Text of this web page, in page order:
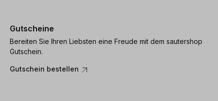
Gutscheine
Bereiten Sie Ihren Liebsten eine Freude mit dem sautershop
Gutschein.
Gutschein bestellen